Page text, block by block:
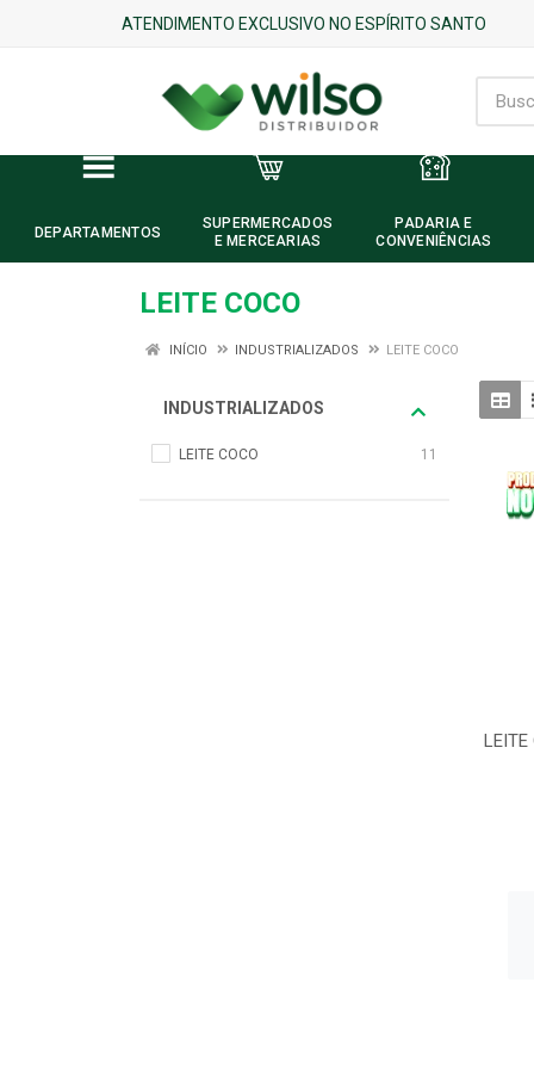
ATENDIMENTO EXCLUSIVO NO ESPÍRITO SANTO
DEPARTAMENTOS
SUPERMERCADOS
E MERCEARIAS
PADARIA E
CONVENIÊNCIAS
LEITE COCO
INÍCIO INDUSTRIALIZADOS LEITE COCO
INDUSTRIALIZADOS
LEITE COCO 11
LEITE